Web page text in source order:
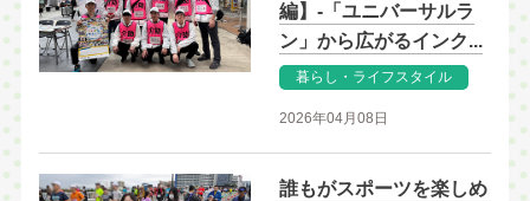
編】-「ユニバーサルラ
ン」から広がるインク...
暮らし・ライフスタイル
2026年04月08日
誰もがスポーツを楽しめ